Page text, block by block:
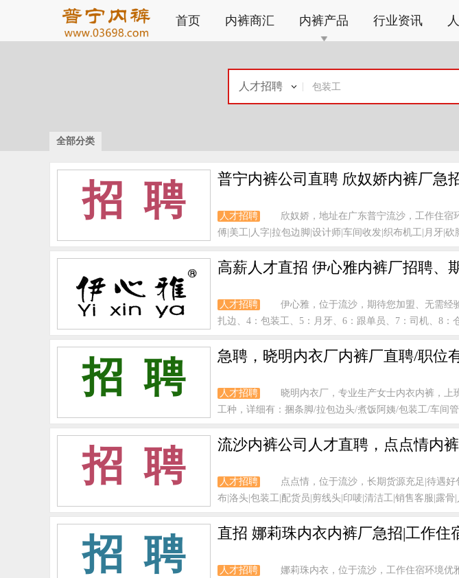
首页 内裤商汇 内裤产品 行业资讯
人才招聘
全部分类
招 聘 普宁内裤公司直聘 欣奴娇内裤厂急
人才招聘
欣奴娇，地址在广东普宁流沙，工作住
傅|美工|人字|拉包边脚|设计师|车间收发|织布机工|月牙|砍
高薪人才直招 伊心雅内裤厂招聘、
人才招聘
伊心雅，位于流沙，期待您加盟、无需经
扎边、4：包装工、5：月牙、6：跟单员、7：司机、8：
招 聘 急聘，晓明内衣厂内裤厂直聘/职位
人才招聘
晓明内衣厂，专业生产女士内衣内裤，
工种，详细有：捆条脚/拉包边头/煮饭阿姨/包装工/车间
招 聘 流沙内裤公司人才直聘，点点情内
人才招聘
点点情，位于流沙，长期货源充足|待遇
布|洛头|包装工|配货员|剪线头|印唛|清洁工|销售客服|露骨
招 聘 直招 娜莉珠内衣内裤厂急招|工作住
人才招聘
娜莉珠内衣，位于流沙，工作住宿环境优